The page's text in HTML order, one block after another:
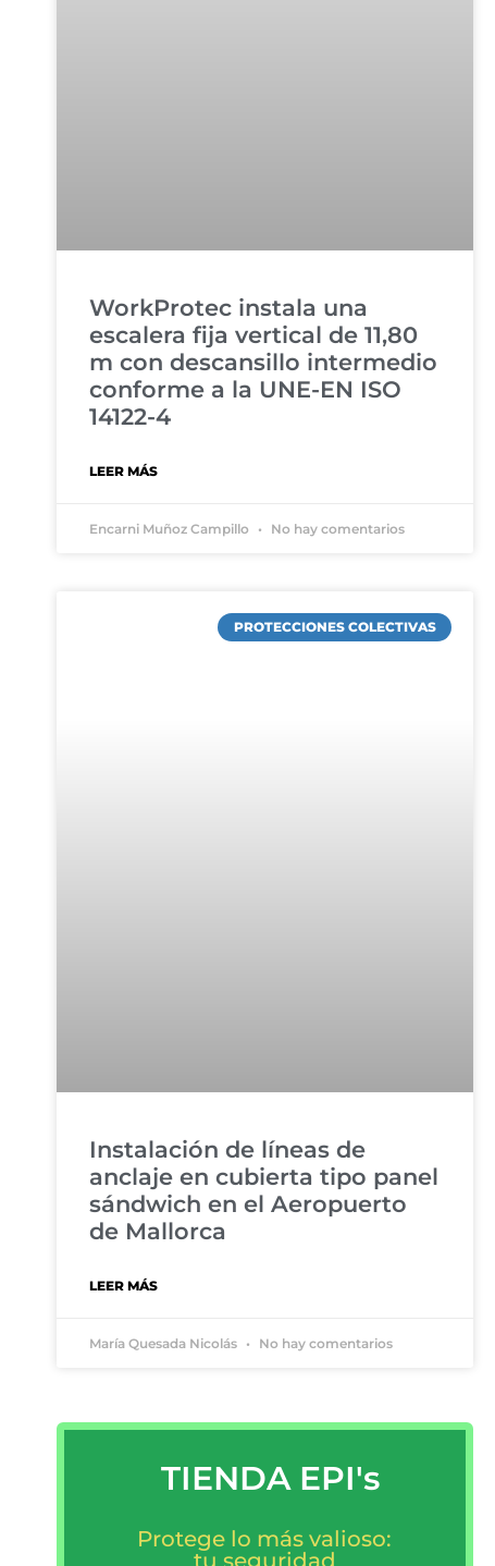
WorkProtec instala una
escalera fija vertical de 11,80
m con descansillo intermedio
conforme a la UNE-EN ISO
14122-4
LEER MÁS
Encarni Muñoz Campillo No hay comentarios
PROTECCIONES COLECTIVAS
Instalación de líneas de
anclaje en cubierta tipo panel
sándwich en el Aeropuerto
de Mallorca
LEER MÁS
María Quesada Nicolás No hay comentarios
TIENDA EPI's
Protege lo más valioso: